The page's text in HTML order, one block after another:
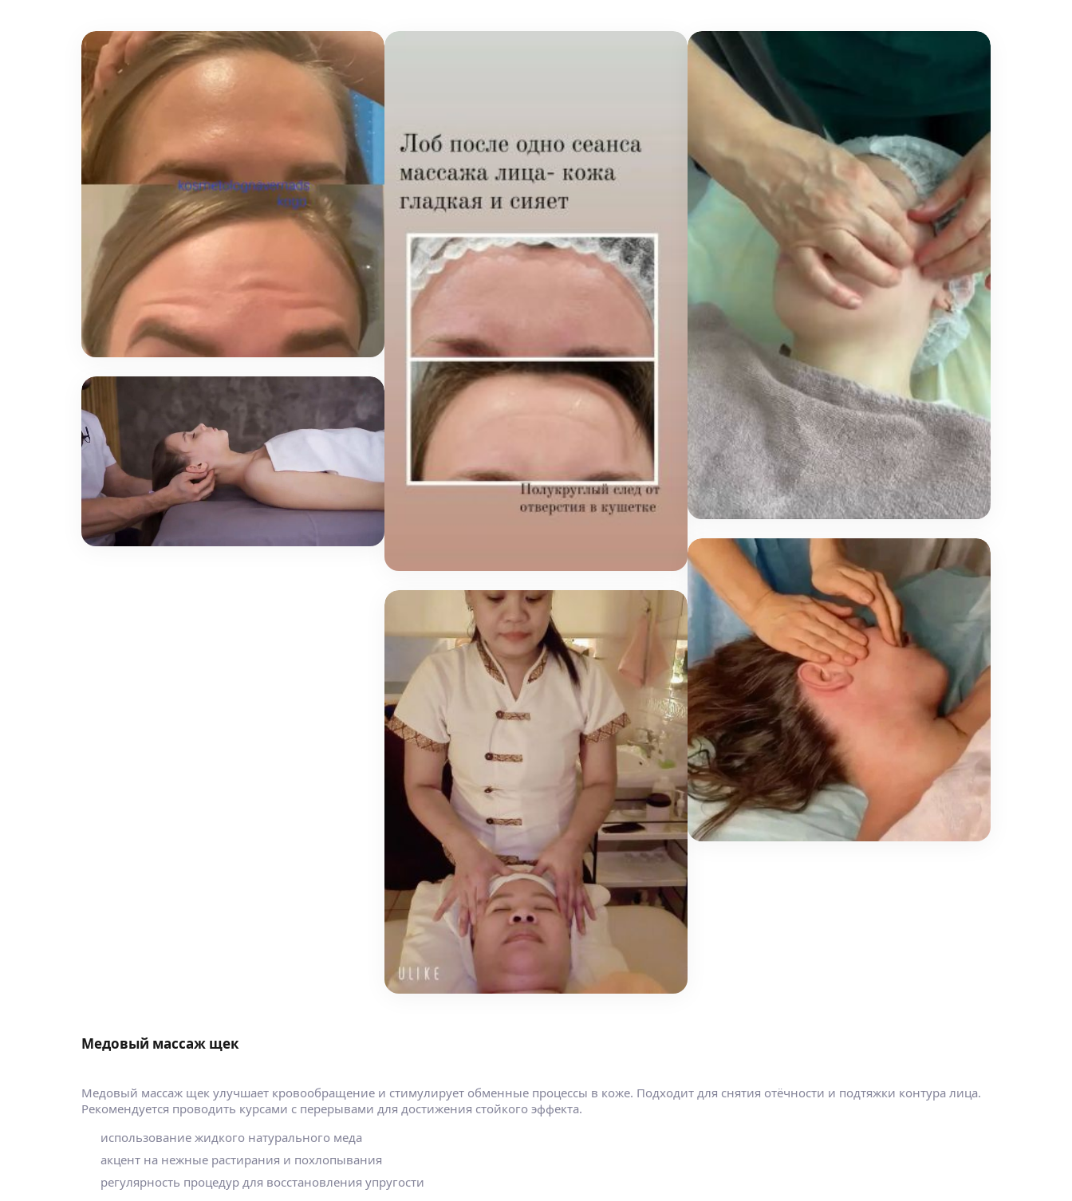
Медовый массаж щек
Медовый массаж щек улучшает кровообращение и стимулирует обменные процессы в коже. Подходит для снятия отёчности и подтяжки контура лица.
Рекомендуется проводить курсами с перерывами для достижения стойкого эффекта.
использование жидкого натурального меда
акцент на нежные растирания и похлопывания
регулярность процедур для восстановления упругости